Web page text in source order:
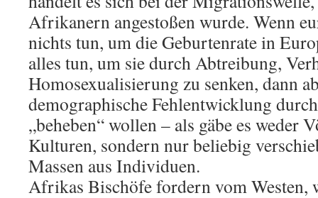
Afrikanern angestoßen wurde. Wenn
nichts tun, um die Geburtenrate in
alles tun, um sie durch Abtreibung,
Homosexualisierung zu senken, dann
demographische Fehlentwicklung
„beheben“ wollen – als gäbe es weder
Kulturen, sondern nur beliebig
Massen aus Individuen.
Afrikas Bischöfe fordern vom Westen,